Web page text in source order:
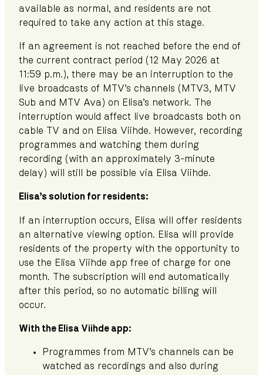
available as normal, and residents are not
required to take any action at this stage.
If an agreement is not reached before the end of
the current contract period (12 May 2026 at
11:59 p.m.), there may be an interruption to the
live broadcasts of MTV’s channels (MTV3, MTV
Sub and MTV Ava) on Elisa’s network. The
interruption would affect live broadcasts both on
cable TV and on Elisa Viihde. However, recording
programmes and watching them during
recording (with an approximately 3‑minute
delay) will still be possible via Elisa Viihde.
Elisa’s solution for residents:
If an interruption occurs, Elisa will offer residents
an alternative viewing option. Elisa will provide
residents of the property with the opportunity to
use the Elisa Viihde app free of charge for one
month. The subscription will end automatically
after this period, so no automatic billing will
occur.
With the Elisa Viihde app:
Programmes from MTV’s channels can be
watched as recordings and also during